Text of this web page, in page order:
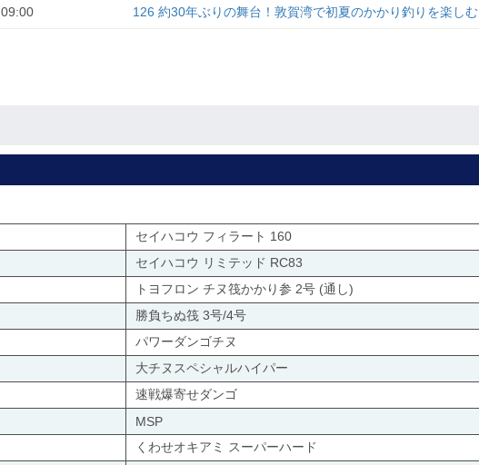
09:00 126 約30年ぶりの舞台！敦賀湾で初夏のかかり釣りを楽しむ
セイハコウ フィラート 160
セイハコウ リミテッド RC83
トヨフロン チヌ筏かかり参 2号 (通し)
勝負ちぬ筏 3号/4号
パワーダンゴチヌ
大チヌスペシャルハイパー
速戦爆寄せダンゴ
MSP
くわせオキアミ スーパーハード